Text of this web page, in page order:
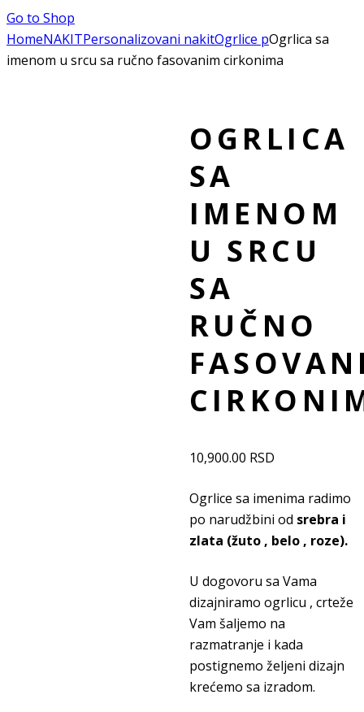
Go to Shop
HomeNAKITPersonalizovani nakitOgrlice pOgrlica sa
imenom u srcu sa ručno fasovanim cirkonima
OGRLICA
SA
IMENOM
U SRCU
SA
RUČNO
10,900.00 RSD
Ogrlice sa imenima radimo
po narudžbini od srebra i
zlata (žuto , belo , roze).
U dogovoru sa Vama
dizajniramo ogrlicu , crteže
Vam šaljemo na
razmatranje i kada
postignemo željeni dizajn
krećemo sa izradom.